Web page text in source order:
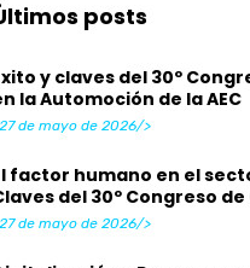
posts
y claves del 30º
la Automoción de la AEC
de mayo de 2026/>
factor humano en el
del 30º Congreso
de mayo de 2026/>